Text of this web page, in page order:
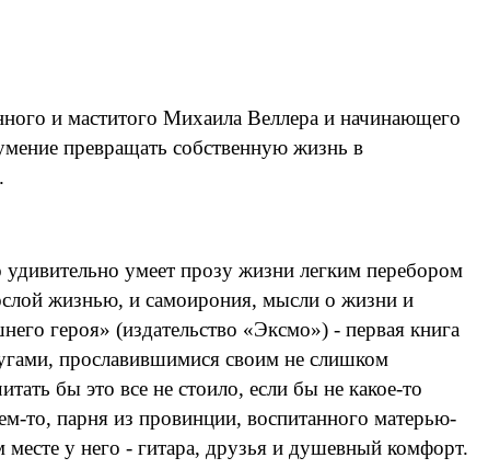
и маститого Михаила Веллера и начинающего
превращать собственную жизнь в
умеет прозу жизни легким перебором
жизнью, и самоирония, мысли о жизни и
героя» (издательство «Эксмо») - первая книга
прославившимися своим не слишком
бы это все не стоило, если бы не какое-то
то, парня из провинции, воспитанного матерью-
у него - гитара, друзья и душевный комфорт.